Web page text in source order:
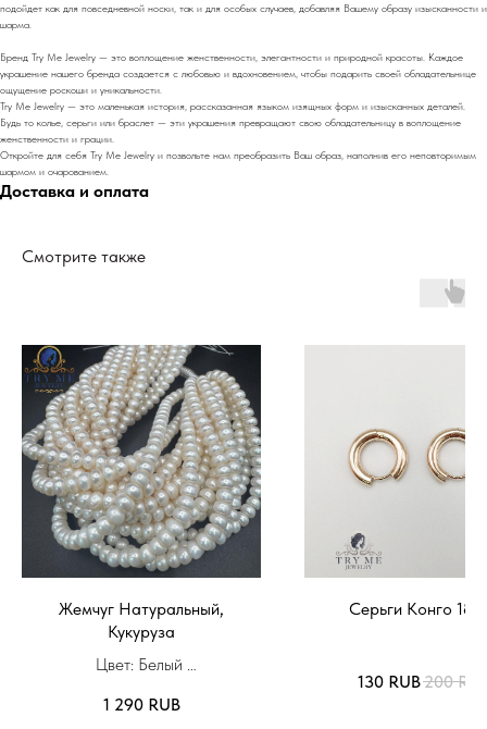
подойдет как для повседневной носки, так и для особых случаев, добавляя Вашему образу изысканности и
шарма.
Бренд Try Me Jewelry — это воплощение женственности, элегантности и природной красоты. Каждое
украшение нашего бренда создается с любовью и вдохновением, чтобы подарить своей обладательнице
ощущение роскоши и уникальности.
Try Me Jewelry — это маленькая история, рассказанная языком изящных форм и изысканных деталей.
Будь то колье, серьги или браслет — эти украшения превращают свою обладательницу в воплощение
женственности и грации.
Откройте для себя Try Me Jewelry и позвольте нам преобразить Ваш образ, наполнив его неповторимым
шармом и очарованием.
Доставка и оплата
Смотрите также
Жемчуг Натуральный,
Кукуруза
Цвет: Белый
см
1 290 RUB
Серьги Конго 18
130 RUB200